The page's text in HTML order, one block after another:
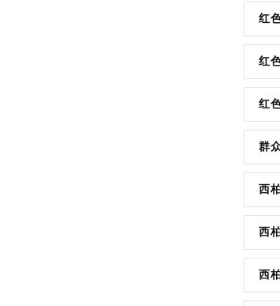
红
红
红
群
西
西
西